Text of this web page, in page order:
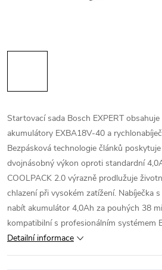
Startovací sada Bosch EXPERT
akumulátory EXBA18V-40 a
Bezpásková technologie článků
dvojnásobný výkon oproti standardní
COOLPACK 2.0 výrazně prodlužuje
chlazení při vysokém zatížení. Nabíječka
nabít akumulátor 4,0Ah za pouhých 38
kompatibilní s profesionálním systémem
Detailní informace